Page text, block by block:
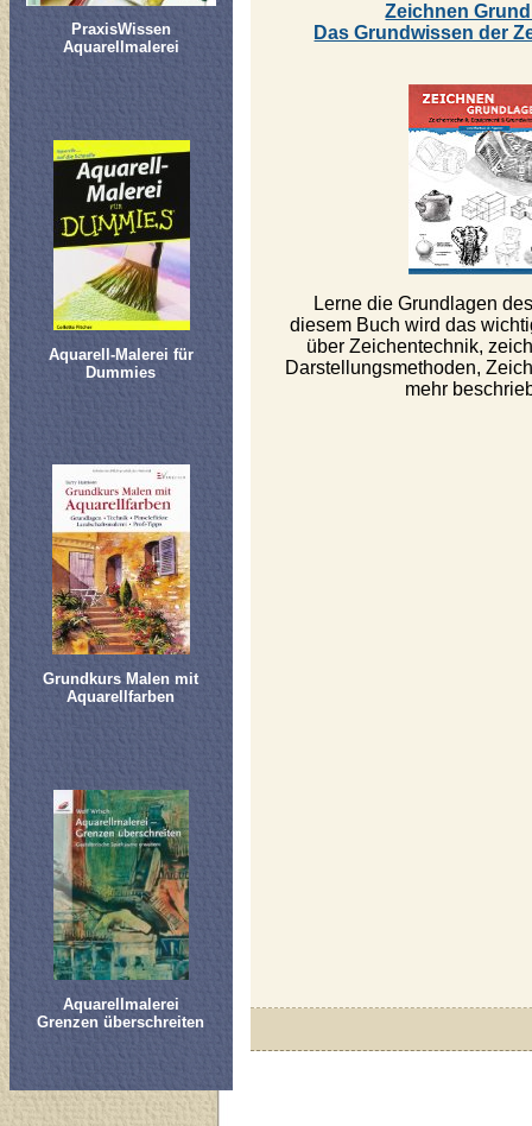
PraxisWissen
Aquarellmalerei
Aquarell-Malerei für
Dummies
Grundkurs Malen mit
Aquarellfarben
Aquarellmalerei
Grenzen überschreiten
Zeichnen
Das Grundwissen der
Lerne die Grundlagen
diesem Buch wird das
über Zeichentechnik,
Darstellungsmethoden,
mehr